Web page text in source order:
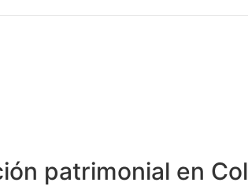
patrimonial en